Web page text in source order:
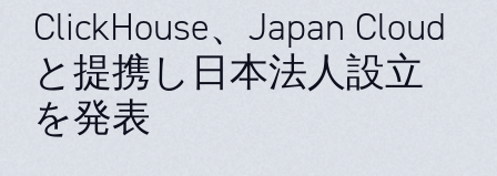
ClickHouse、Japan Cloud
と提携し日本法人設立
を発表